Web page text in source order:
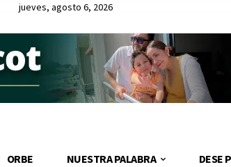
jueves, agosto 6, 2026
ORBE NUESTRA PALABRA DESE